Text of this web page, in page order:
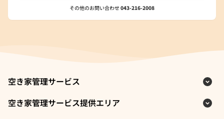
その他のお問い合わせ043-216-2008
空き家管理サービス
空き家管理サービス提供エリア